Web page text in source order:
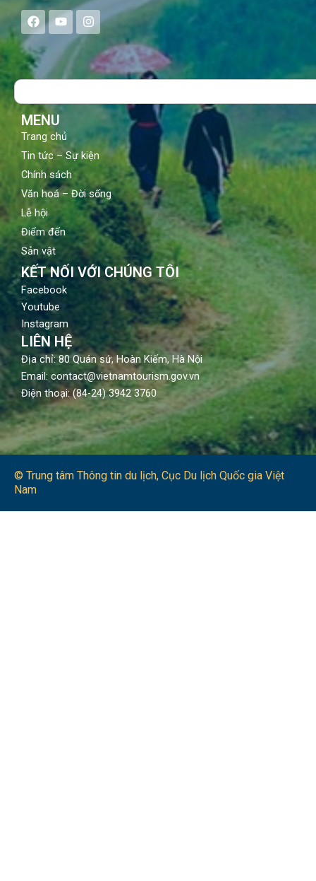
F
a
c
e
b
o
Y
o
u
t
u
b
I
n
s
a
g
Search
MENU
Trang chủ
Tin tức – Sự kiện
Chính sách
Văn hoá – Đời sống
Lễ hội
Điểm đến
Sản vật
KẾT NỐI VỚI CHÚNG TÔI
Facebook
Youtube
Instagram
LIÊN HỆ
Địa chỉ: 80 Quán sứ, Hoàn Kiếm, Hà Nội
Email: contact@vietnamtourism.gov.vn
Điện thoại: (84-24) 3942 3760
© Trung tâm Thông tin du lịch​, Cục Du lịch Quốc gia Việt
Nam